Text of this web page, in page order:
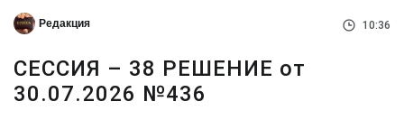
Редакция 10:36
СЕССИЯ – 38 РЕШЕНИЕ от
30.07.2026 №436